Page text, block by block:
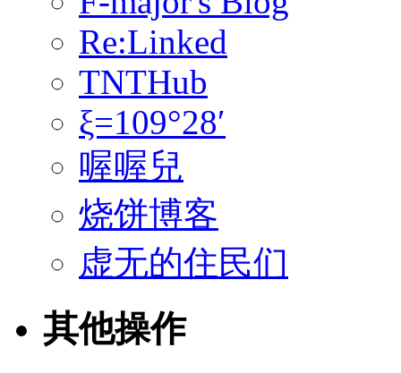
Re:Linked
TNTHub
ξ=109°28′
喔喔兒
烧饼博客
虚无的住民们
其他操作